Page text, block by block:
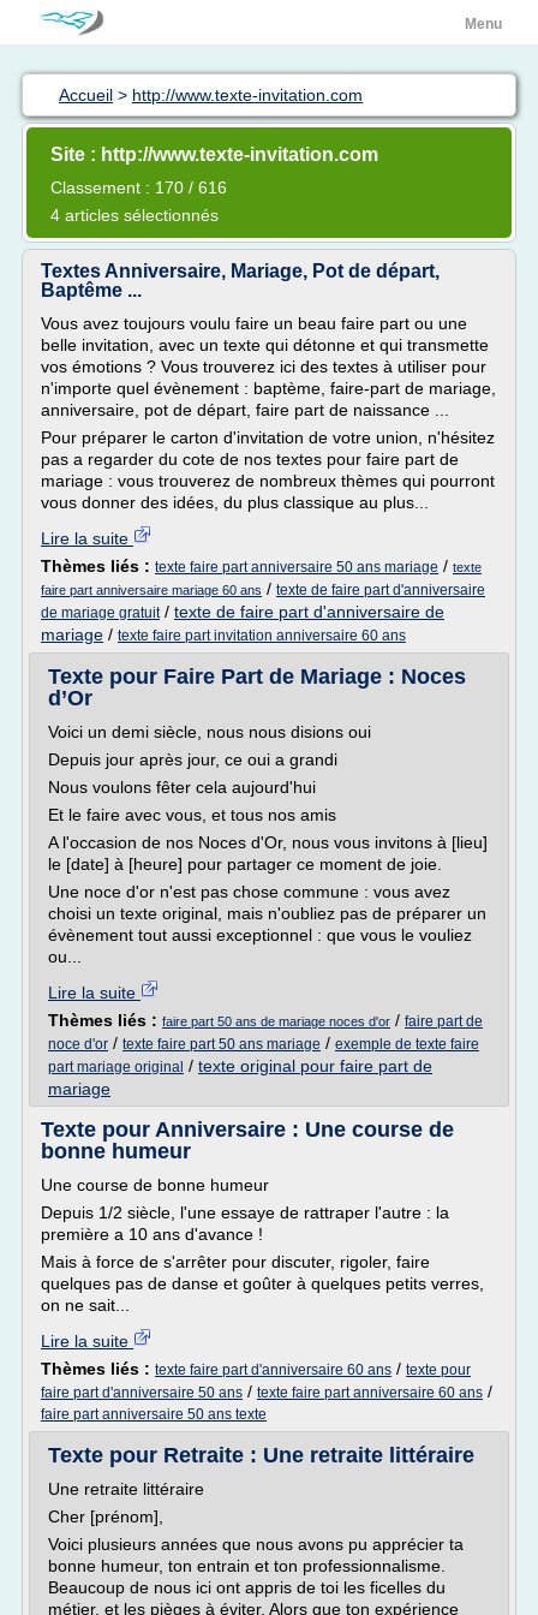
Menu
Accueil > http://www.texte-invitation.com
Site : http://www.texte-invitation.com
Classement : 170 / 616
4 articles sélectionnés
Textes Anniversaire, Mariage, Pot de départ,
Baptême ...
Vous avez toujours voulu faire un beau faire part ou une
belle invitation, avec un texte qui détonne et qui transmette
vos émotions ? Vous trouverez ici des textes à utiliser pour
n'importe quel évènement : baptème, faire-part de mariage,
anniversaire, pot de départ, faire part de naissance ...
Pour préparer le carton d'invitation de votre union, n'hésitez
pas a regarder du cote de nos textes pour faire part de
mariage : vous trouverez de nombreux thèmes qui pourront
vous donner des idées, du plus classique au plus...
Lire la suite
Thèmes liés : texte faire part anniversaire 50 ans mariage / texte
faire part anniversaire mariage 60 ans / texte de faire part d'anniversaire
de mariage gratuit/ texte de faire part d'anniversaire de
mariage / texte faire part invitation anniversaire 60 ans
Texte pour Faire Part de Mariage : Noces
d’Or
Voici un demi siècle, nous nous disions oui
Depuis jour après jour, ce oui a grandi
Nous voulons fêter cela aujourd'hui
Et le faire avec vous, et tous nos amis
A l'occasion de nos Noces d'Or, nous vous invitons à [lieu]
le [date] à [heure] pour partager ce moment de joie.
Une noce d'or n'est pas chose commune : vous avez
choisi un texte original, mais n'oubliez pas de préparer un
évènement tout aussi exceptionnel : que vous le vouliez
ou...
Lire la suite
Thèmes liés : faire part 50 ans de mariage noces d'or / faire part de
noce d'or / texte faire part 50 ans mariage / exemple de texte faire
part mariage original / texte original pour faire part de
mariage
Texte pour Anniversaire : Une course de
bonne humeur
Une course de bonne humeur
Depuis 1/2 siècle, l'une essaye de rattraper l'autre : la
première a 10 ans d'avance !
Mais à force de s'arrêter pour discuter, rigoler, faire
quelques pas de danse et goûter à quelques petits verres,
on ne sait...
Lire la suite
Thèmes liés : texte faire part d'anniversaire 60 ans / texte pour
faire part d'anniversaire 50 ans / texte faire part anniversaire 60 ans /
faire part anniversaire 50 ans texte
Texte pour Retraite : Une retraite littéraire
Une retraite littéraire
Cher [prénom],
Voici plusieurs années que nous avons pu apprécier ta
bonne humeur, ton entrain et ton professionnalisme.
Beaucoup de nous ici ont appris de toi les ficelles du
métier, et les pièges à éviter. Alors que ton expérience